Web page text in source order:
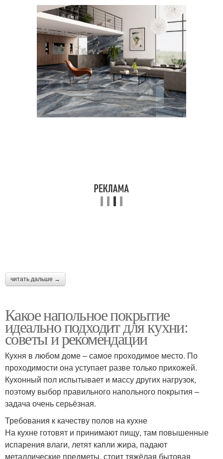
читать дальше →
Какое напольное покрытие
идеально подходит для кухни:
советы и рекомендации
Кухня в любом доме – самое проходимое место. По
проходимости она уступает разве только прихожей.
Кухонный пол испытывает и массу других нагрузок,
поэтому выбор правильного напольного покрытия –
задача очень серьёзная.
Требования к качеству полов на кухне
На кухне готовят и принимают пищу, там повышенные
испарения влаги, летят капли жира, падают
металлические предметы, стоит тяжёлая бытовая